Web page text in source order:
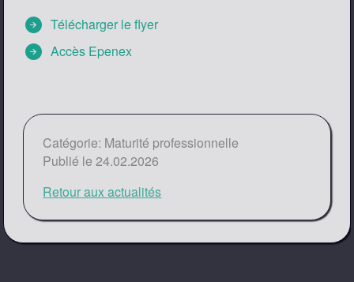
arrow_circle_right Télécharger le flyer
arrow_circle_right Accès Epenex
Catégorie: Maturité professionnelle
Publié le 24.02.2026
Retour aux actualités